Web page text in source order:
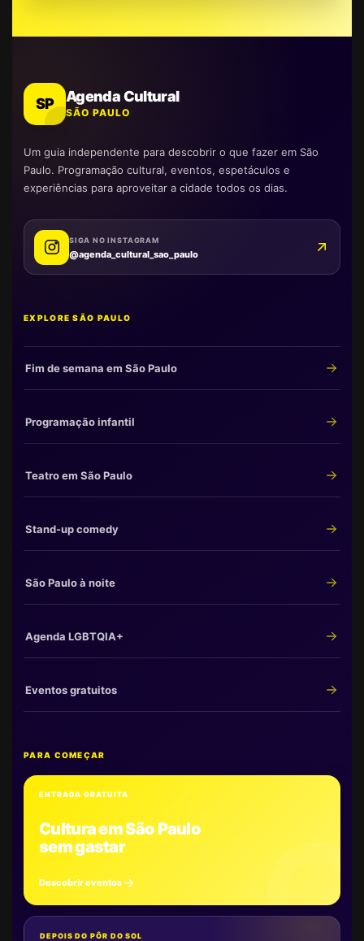
SP Agenda Cultural
SÃO PAULO
Um guia independente para descobrir o que fazer em São
Paulo. Programação cultural, eventos, espetáculos e
experiências para aproveitar a cidade todos os dias.
SIGA NO INSTAGRAM
@agenda_cultural_sao_paulo
EXPLORE SÃO PAULO
Fim de semana em São Paulo
Programação infantil
Teatro em São Paulo
Stand-up comedy
São Paulo à noite
Agenda LGBTQIA+
Eventos gratuitos
PARA COMEÇAR
ENTRADA GRATUITA
Cultura em São Paulo
sem gastar
Descobrir eventos
DEPOIS DO PÔR DO SOL